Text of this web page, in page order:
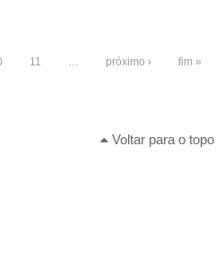
11 … próximo › fim »
Voltar para o topo